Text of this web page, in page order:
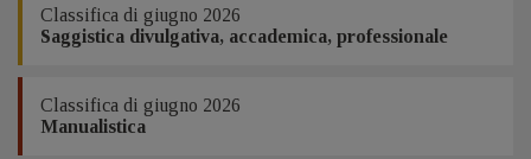
Classifica di giugno 2026
Saggistica divulgativa, accademica, professionale
Classifica di giugno 2026
Manualistica